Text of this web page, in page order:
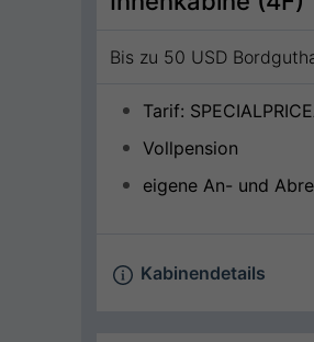
Bis zu 50 USD
Tarif:
Vollpension
eigene An- und
Kabinendetails